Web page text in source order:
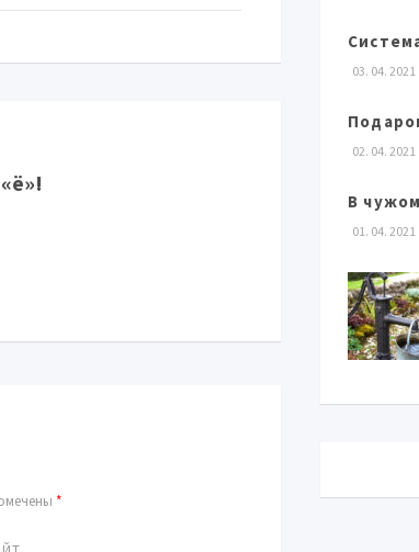
*
03. 04. 2021
02. 04. 2021
В
01. 04. 2021